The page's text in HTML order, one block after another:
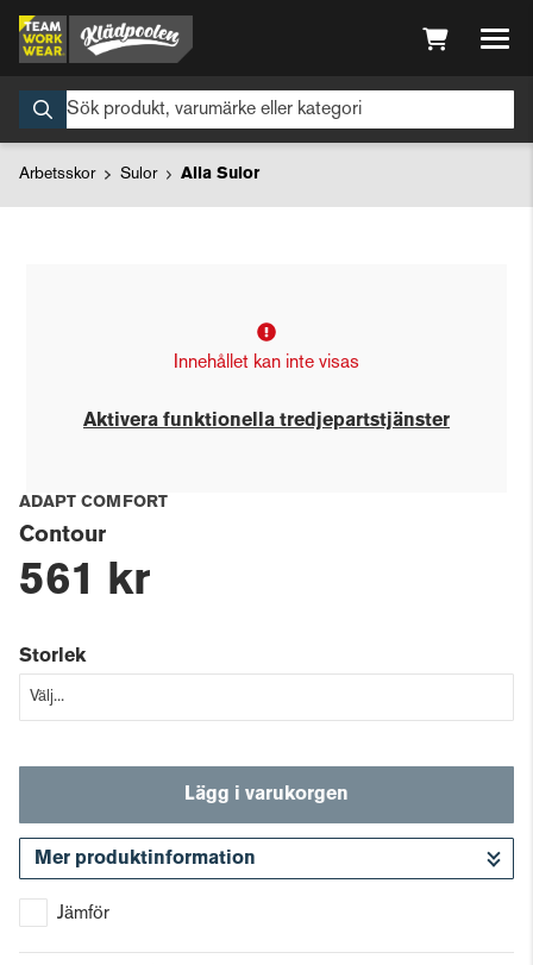
Arbetsskor Sulor Alla Sulor
Innehållet kan inte visas
Aktivera funktionella tredjepartstjänster
ADAPT COMFORT
Contour
561 kr
Storlek
Lägg i varukorgen
Mer produktinformation
Jämför